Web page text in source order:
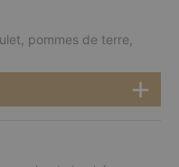
pommes de terre,